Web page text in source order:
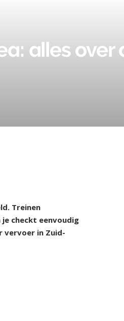
alles over
Treinen
checkt eenvoudig
vervoer in Zuid-